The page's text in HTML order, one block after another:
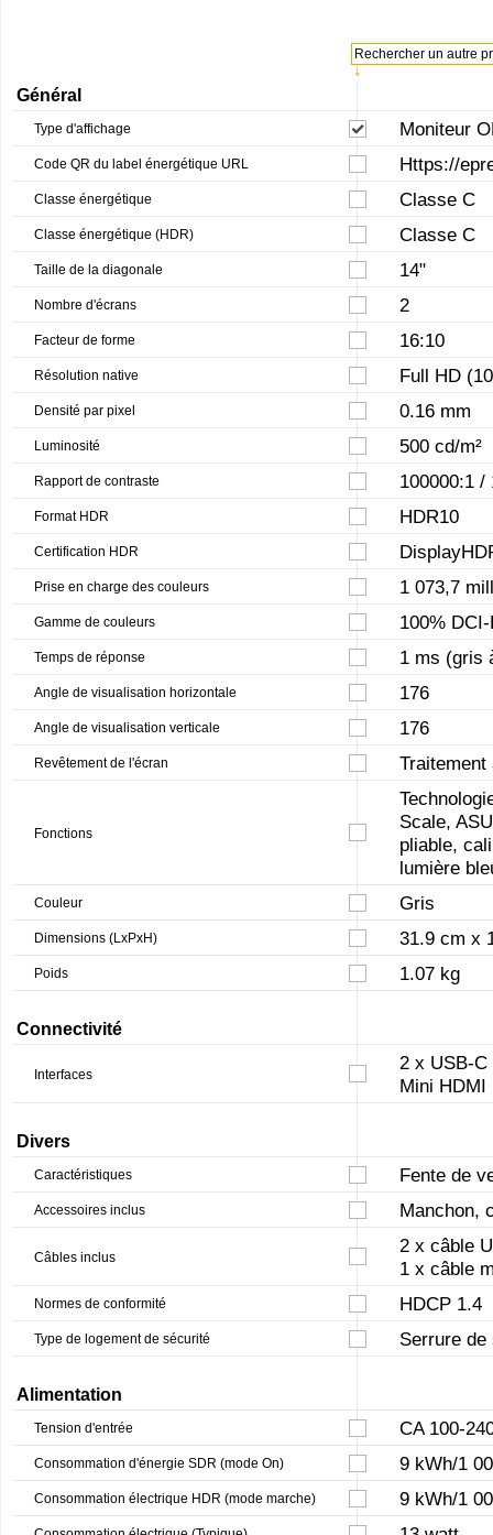
↓
Rechercher un autre
Général
Type d'affichage Moniteur
Code QR du label énergétique URL Https://
Classe énergétique Classe C
Classe énergétique (HDR) Classe C
Taille de la diagonale 14"
Nombre d'écrans 2
Facteur de forme 16:10
Résolution native Full HD
Densité par pixel 0.16 mm
Luminosité 500 cd/m²
Rapport de contraste 100000:1 /
Format HDR HDR10
Certification HDR
Prise en charge des couleurs 1 073,7
Gamme de couleurs 100%
Temps de réponse 1 ms (gris
Angle de visualisation horizontale 176
Angle de visualisation verticale 176
Revêtement de l'écran
Fonctions
Scale,
pliable,
lumière
Couleur Gris
Dimensions (LxPxH) 31.9 cm x
Poids 1.07 kg
Connectivité
Interfaces
2 x USB-C
Mini HDMI
Divers
Caractéristiques Fente de
Accessoires inclus Manchon,
Câbles inclus
2 x câble
1 x câble
Normes de conformité HDCP 1.4
Type de logement de sécurité Serrure
Alimentation
Tension d'entrée CA 100-
Consommation d'énergie SDR (mode On) 9 kWh/1
Consommation électrique HDR (mode marche) 9 kWh/1